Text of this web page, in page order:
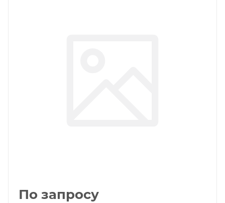
По запросу